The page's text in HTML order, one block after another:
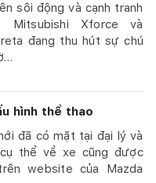
sôi động và cạnh tranh
Mitsubishi Xforce và
đang thu hút sự chú
hình thể thao
đã có mặt tại đại lý và
thể về xe cũng được
website của Mazda